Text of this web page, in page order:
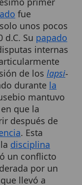
unos pocos
Supapado
internas
de loslapsi-
durantela
mantuvo
la
de
. Esta
conflicto
por un
llevó a
a Sicilia,
mártirpor
.